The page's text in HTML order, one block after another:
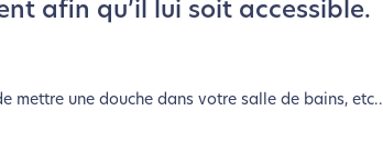
afin qu’il lui soit accessible.
mettre une douche dans votre salle de bains, etc..